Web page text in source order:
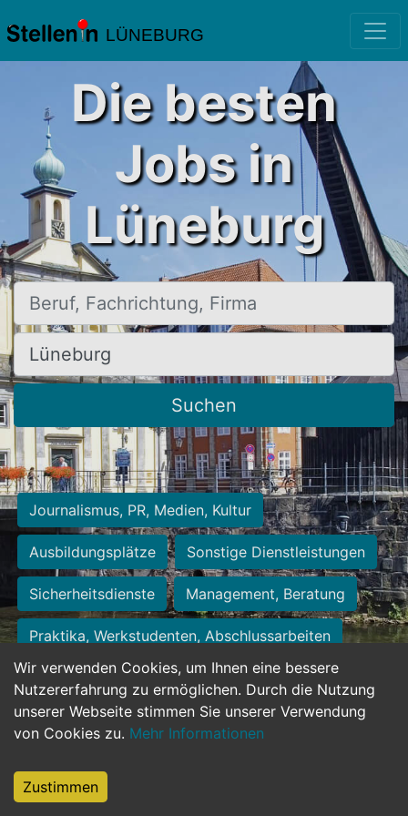
LÜNEBURG
Wir verwenden Cookies, um Ihnen eine bessere
Nutzererfahrung zu ermöglichen. Durch die Nutzung
unserer Webseite stimmen Sie unserer Verwendung
von Cookies zu. Mehr Informationen
Zustimmen
Die besten
Jobs in
Lüneburg
Beruf, Fachrichtung, Firma
Ort, Stadt
Suchen
Journalismus, PR, Medien, Kultur
Ausbildungsplätze Sonstige Dienstleistungen
Sicherheitsdienste Management, Beratung
Praktika, Werkstudenten, Abschlussarbeiten
Personalwesen Assistenz, Sekretariat
Hilfskräfte, Aushilfs- und Nebenjobs
Weiterbildung, Studium, duale Ausbildung